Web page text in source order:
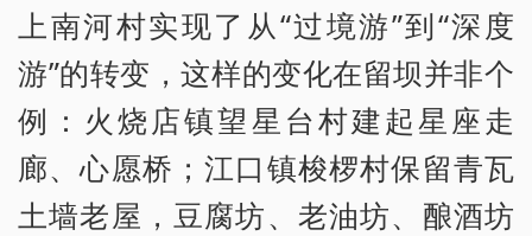
上南河村实现了从“过境游”到“深度
游”的转变，这样的变化在留坝并非个
例：火烧店镇望星台村建起星座走
廊、心愿桥；江口镇梭椤村保留青瓦
土墙老屋，豆腐坊、老油坊、酿酒坊